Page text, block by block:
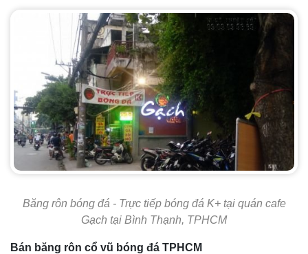
Băng rôn bóng đá - Trực tiếp bóng đá K+ tại quán cafe
Gạch tại Bình Thạnh, TPHCM
Bán băng rôn cổ vũ bóng đá TPHCM